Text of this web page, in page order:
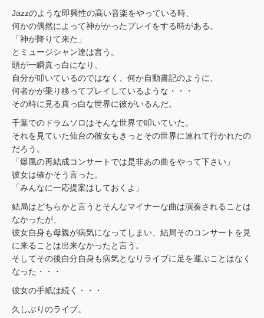
Jazzのような即興性の高い音楽をやっている時、
何かの偶然によって神がかったプレイをする時がある。
「神が降りて来た」
とミュージシャン達は言う。
頭が一瞬真っ白になり、
自分が叩いているのではなく、何か自動書記のように、
何者かが乗り移ってプレイしているような・・・
その時に見る真っ白な世界に彼がいるんだ。
千葉でのドラムソロはそんな世界で叩いていた。
それを見ていた仙台の彼女もきっとその世界に連れて行かれたの
だろう。
「爆風の再結成コンサートでは是非あの曲をやって下さい」
彼女は確かそう言った。
「みんなに一応提案はしておくよ」
結局はどちらかと言うとそんなマイナーな曲は演奏されることは
なかったが、
彼女自身も母親が病気になってしまい、結局そのコンサートを見
に来ることは出来なかったと言う。
そしてその後自分自身も病気となりライブに足を運ぶことはなく
なった・・・
彼女の手紙は続く・・・
久しぶりのライブ。